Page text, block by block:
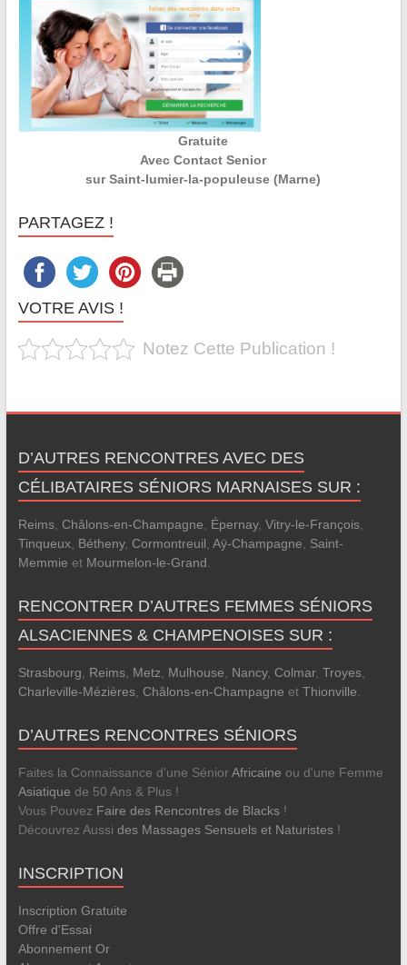
Gratuite
Avec Contact Senior
sur Saint-lumier-la-populeuse (Marne)
PARTAGEZ !
VOTRE AVIS !
Notez Cette Publication !
D’AUTRES RENCONTRES AVEC DES
CÉLIBATAIRES SÉNIORS MARNAISES SUR :
Reims, Châlons-en-Champagne Épernay, Vitry-le-François,
Tinqueux, Bétheny, Cormontreuil Aÿ-Champagne
Saint-
Memmie et Mourmelon-le-Grand
RENCONTRER D’AUTRES FEMMES SÉNIORS
ALSACIENNES & CHAMPENOISES SUR :
Strasbourg Reims, Metz Mulhouse Nancy, Colmar, Troyes,
Charleville-Mézières, Châlons-en-Champagne et Thionville
D’AUTRES RENCONTRES SÉNIORS
Faites la Connaissance d'une SéniorAfricaine ou d'une Femme
Asiatique de 50 Ans & Plus !
Vous Pouvez Faire des Rencontres de Blacks!
Découvrez Aussi des Massages Sensuels et Naturistes!
INSCRIPTION
Inscription Gratuite
Offre d'Essai
Abonnement Or